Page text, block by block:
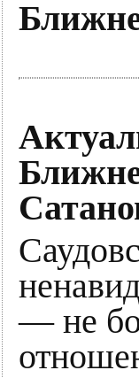
— не